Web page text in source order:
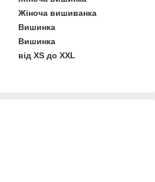
Жіноча вишиванка
Вишинка
Вишинка
від XS до XXL